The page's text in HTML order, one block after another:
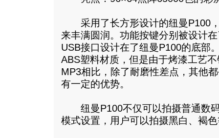
采用了长方形设计的纽曼P100，
来丰满圆润。功能按键分别被设计
USB接口设计在了纽曼P100的底部
ABS塑料材质，但是由于烤漆工艺
MP3相比，除了耐磨性差点，其他
有一定的优势。
纽曼P100不仅可以拍摄普通数码
模式设置，用户可以拍摄黑白、褐